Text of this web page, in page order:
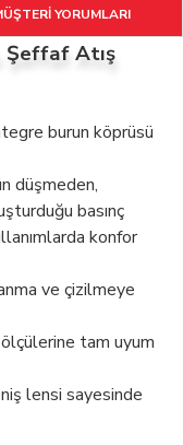
YORUMLARI
Şeffaf Atış
burun köprüsü
düşmeden,
basınç
konfor
ve çizilmeye
ölçülerine tam uyum
lensi sayesinde